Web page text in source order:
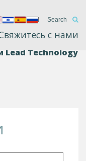
с нами
Lead Technology